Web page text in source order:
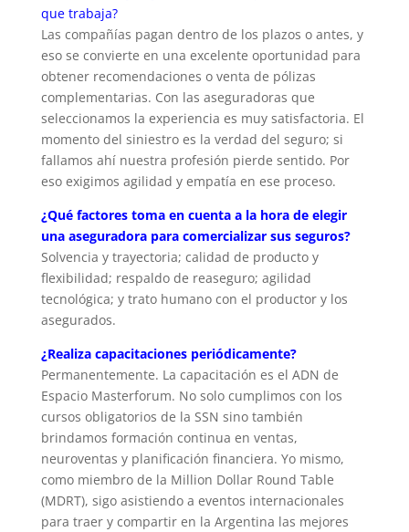
que trabaja?
Las compañías pagan dentro de los plazos o antes, y
eso se convierte en una excelente oportunidad para
obtener recomendaciones o venta de pólizas
complementarias. Con las aseguradoras que
seleccionamos la experiencia es muy satisfactoria. El
momento del siniestro es la verdad del seguro; si
fallamos ahí nuestra profesión pierde sentido. Por
eso exigimos agilidad y empatía en ese proceso.
¿Qué factores toma en cuenta a la hora de elegir
una aseguradora para comercializar sus seguros?
Solvencia y trayectoria; calidad de producto y
flexibilidad; respaldo de reaseguro; agilidad
tecnológica; y trato humano con el productor y los
asegurados.
¿Realiza capacitaciones periódicamente?
Permanentemente. La capacitación es el ADN de
Espacio Masterforum. No solo cumplimos con los
cursos obligatorios de la SSN sino también
brindamos formación continua en ventas,
neuroventas y planificación financiera. Yo mismo,
como miembro de la Million Dollar Round Table
(MDRT), sigo asistiendo a eventos internacionales
para traer y compartir en la Argentina las mejores